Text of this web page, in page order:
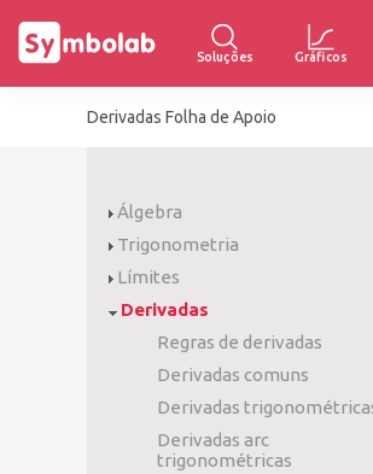
Soluções Gráficos
Derivadas Folha de Apoio
Álgebra
Trigonometria
Límites
Derivadas
Regras de derivadas
Derivadas comuns
Derivadas
Derivadas arc
trigonométricas